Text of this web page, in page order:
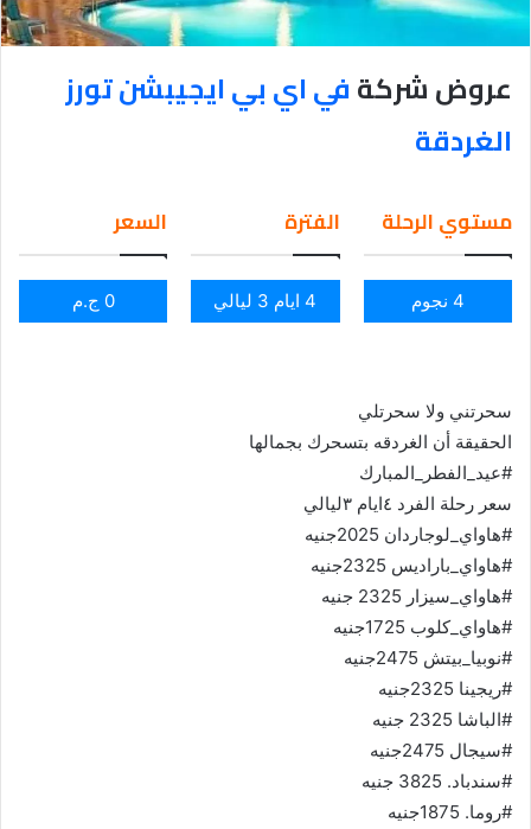
عروض شركةفي اي بي ايجيبشن تورز
الغردقة
مستوي الرحلة
4 نجوم
الفترة
4 ايام 3 ليالي
السعر
0 ج.م
سحرتني ولا سحرتلي
الحقيقة أن الغردقه بتسحرك بجمالها
#عيد_الفطر_المبارك
سعر رحلة الفرد ٤ايام ٣ليالي
#هاواي_لوجاردان 2025جنيه
#هاواي_باراديس 2325جنيه
#هاواي_سيزار 2325 جنيه
#هاواي_كلوب 1725جنيه
#نوبيا_بيتش 2475جنيه
#ريجينا 2325جنيه
#الباشا 2325 جنيه
#سيجال 2475جنيه
#سندباد. 3825 جنيه
#روما. 1875جنيه